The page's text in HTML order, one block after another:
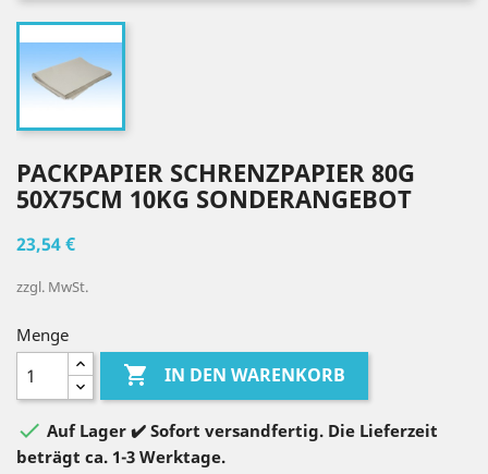
PACKPAPIER SCHRENZPAPIER 80G
50X75CM 10KG SONDERANGEBOT
23,54 €
zzgl. MwSt.
Menge
 IN DEN WARENKORB
 Auf Lager ✔️ Sofort versandfertig. Die Lieferzeit
beträgt ca. 1-3 Werktage.